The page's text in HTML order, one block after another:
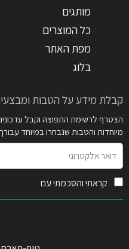
מותגים
כל המוצרים
מפת האתר
בלוג
קבלת מידע על הטבות
הצטרף לרשימת התפוצה וקבל
מיוחדות והטבות שנבחרו במיוחד
אלקטרוני
קראתי והסכמתי עם